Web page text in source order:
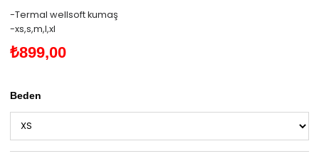
-Termal wellsoft kumaş
-xs,s,m,l,xl
₺899,00
Beden